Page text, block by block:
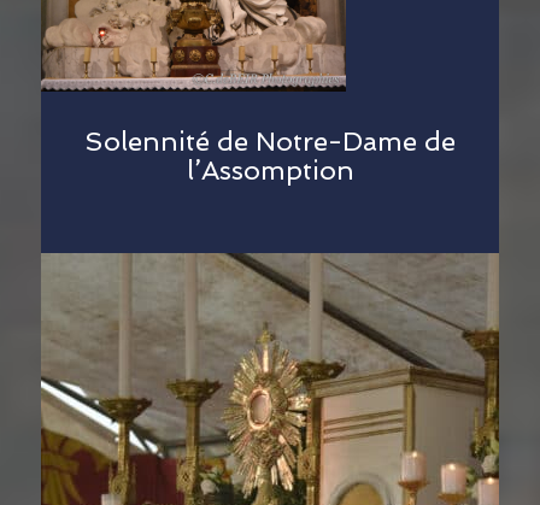
Solennité de Notre-Dame de
l’Assomption